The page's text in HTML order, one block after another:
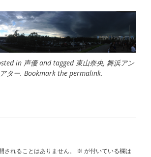
in 声優and tagged 東山奈央, 舞浜アン
ター. Bookmark the permalink.
されることはありません。
※ が付いている欄は